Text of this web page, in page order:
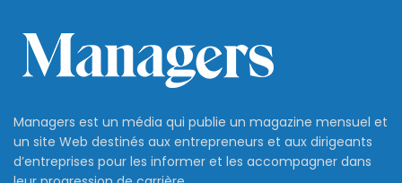
Managers est un média qui publie un magazine mensuel et
un site Web destinés aux entrepreneurs et aux dirigeants
d’entreprises pour les informer et les accompagner dans